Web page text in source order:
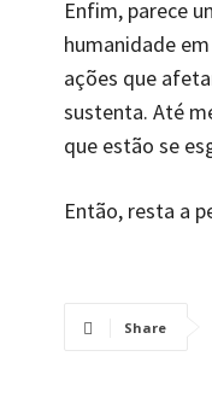
Enfim, parece
humanidade
ações que
sustenta. Até
que estão se
Então, resta a
Share